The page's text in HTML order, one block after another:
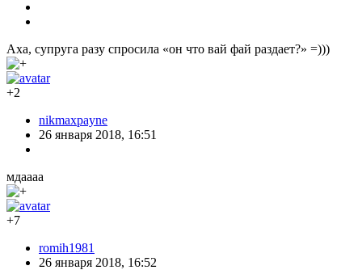
Аха, супруга разу спросила «он что вай фай раздает?» =)))
+2
nikmaxpayne
26 января 2018, 16:51
мдаааа
+7
romih1981
26 января 2018, 16:52